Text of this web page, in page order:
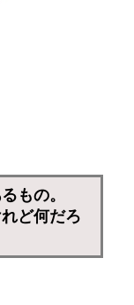
もの。
ど何だろ